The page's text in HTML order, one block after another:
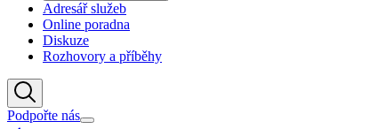
Adresář služeb
Online poradna
Diskuze
Rozhovory a příběhy
Podpořte nás